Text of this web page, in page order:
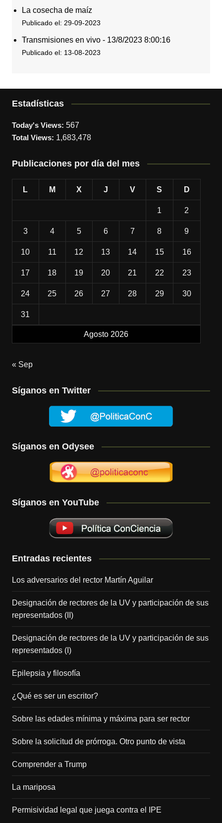
La cosecha de maíz
Publicado el: 29-09-2023
Transmisiones en vivo - 13/8/2023 8:00:16
Publicado el: 13-08-2023
Estadísticas
Today's Views: 567
Total Views: 1,683,478
Publicaciones por día del mes
Agosto 2026
L M X J V S D
1 2
3 4 5 6 7 8 9
10 11 12 13 14 15 16
17 18 19 20 21 22 23
24 25 26 27 28 29 30
31
« Sep
Síganos en Twitter
Síganos en Odysee
Síganos en YouTube
Entradas recientes
Los adversarios del rector Martín Aguilar
Designación de rectores de la UV y participación de sus
representados (II)
Designación de rectores de la UV y participación de sus
representados (I)
Epilepsia y filosofía
¿Qué es ser un escritor?
Sobre las edades mínima y máxima para ser rector
Sobre la solicitud de prórroga. Otro punto de vista
Comprender a Trump
La mariposa
Permisividad legal que juega contra el IPE